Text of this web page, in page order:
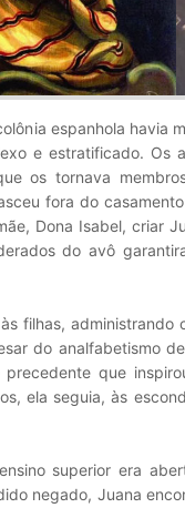
espanhola havia
e estratificado. Os
os tornava
fora do
Dona Isabel, criar
do avô
filhas, administrando
do analfabetismo
que
ela seguia, às
superior era
negado, Juana